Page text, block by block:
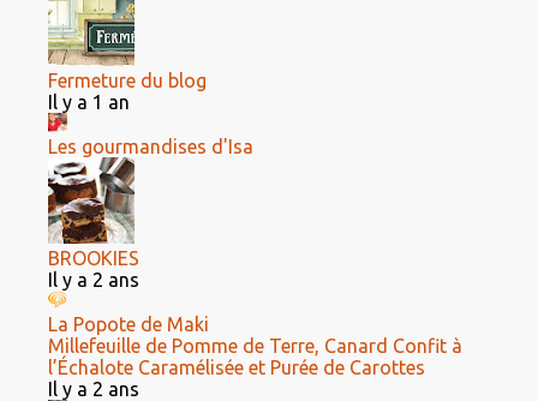
Fermeture du blog
Il y a 1 an
Les gourmandises d'Isa
BROOKIES
Il y a 2 ans
La Popote de Maki
Millefeuille de Pomme de Terre, Canard Confit à
l’Échalote Caramélisée et Purée de Carottes
Il y a 2 ans